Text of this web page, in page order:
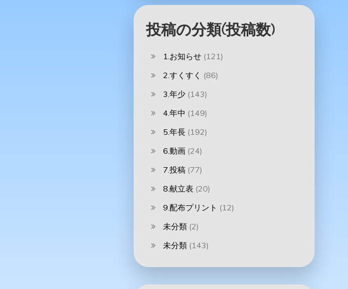
投稿の分類(投稿数)
1.お知らせ(121)
2.すくすく (86)
3.年少(143)
4.年中 (149)
5.年長(192)
6.動画(24)
7.投稿(77)
8.献立表 (20)
9.配布プリント (12)
未分類(2)
未分類(143)